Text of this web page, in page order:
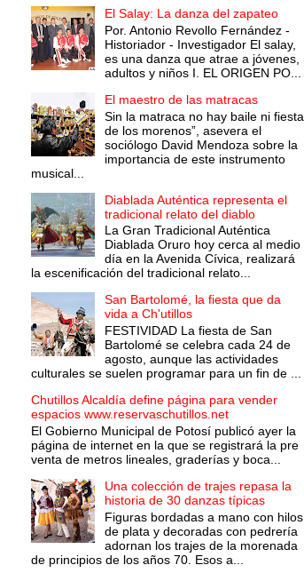
El Salay: La danza del zapateo
Por. Antonio Revollo Fernández -
Historiador - Investigador El salay,
es una danza que atrae a jóvenes,
adultos y niños I. EL ORIGEN PO...
El maestro de las matracas
Sin la matraca no hay baile ni fiesta
de los morenos”, asevera el
sociólogo David Mendoza sobre la
importancia de este instrumento
musical...
Diablada Auténtica representa el
tradicional relato del diablo
La Gran Tradicional Auténtica
Diablada Oruro hoy cerca al medio
día en la Avenida Cívica, realizará
la escenificación del tradicional relato...
San Bartolomé, la fiesta que da
vida a Ch'utillos
FESTIVIDAD La fiesta de San
Bartolomé se celebra cada 24 de
agosto, aunque las actividades
culturales se suelen programar para un fin de ...
Chutillos Alcaldía define página para vender
espacios www.reservaschutillos.net
El Gobierno Municipal de Potosí publicó ayer la
página de internet en la que se registrará la pre
venta de metros lineales, graderías y boca...
Una colección de trajes repasa la
historia de 30 danzas típicas
Figuras bordadas a mano con hilos
de plata y decoradas con pedrería
adornan los trajes de la morenada
de principios de los años 70. Esos a...